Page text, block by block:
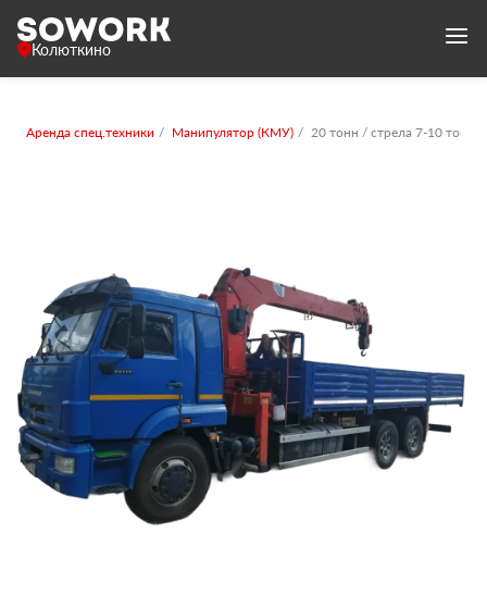
Колюткино
Аренда спец.техники Манипулятор (КМУ) 20 тонн / стрела 7-10 тонн